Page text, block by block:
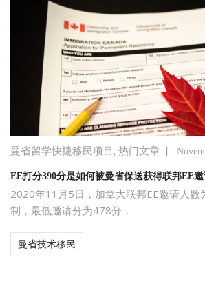
曼省留学快捷移民项目 , 热门文章 |
EE打分390分是如何被曼省保送获得联邦EE邀
2020年11月5日，加拿大联邦EE邀请人数
制，最低邀请分为478分，
曼省技术移民